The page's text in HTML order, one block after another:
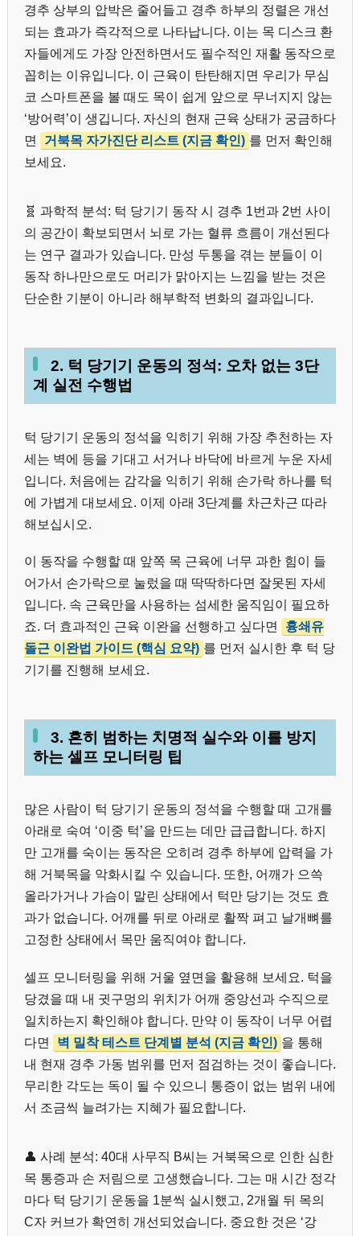
경추 상부의 압박은 줄어들고 경추 하부의 정렬은 개선
되는 효과가 즉각적으로 나타납니다. 이는 목 디스크 환
자들에게도 가장 안전하면서도 필수적인 재활 동작으로
꼽히는 이유입니다. 이 근육이 탄탄해지면 우리가 무심
코 스마트폰을 볼 때도 목이 쉽게 앞으로 무너지지 않는
‘방어력’이 생깁니다. 자신의 현재 근육 상태가 궁금하다
면
거북목 자가진단 리스트 (지금 확인) 를 먼저 확인해
보세요.
🧬 과학적 분석: 턱 당기기 동작 시 경추 1번과 2번 사이
의 공간이 확보되면서 뇌로 가는 혈류 흐름이 개선된다
는 연구 결과가 있습니다. 만성 두통을 겪는 분들이 이
동작 하나만으로도 머리가 맑아지는 느낌을 받는 것은
단순한 기분이 아니라 해부학적 변화의 결과입니다.
2. 턱 당기기 운동의 정석: 오차 없는 3단
계 실전 수행법
턱 당기기 운동의 정석을 익히기 위해 가장 추천하는 자
세는 벽에 등을 기대고 서거나 바닥에 바르게 누운 자세
입니다. 처음에는 감각을 익히기 위해 손가락 하나를 턱
에 가볍게 대보세요. 이제 아래 3단계를 차근차근 따라
해보십시오.
이 동작을 수행할 때 앞쪽 목 근육에 너무 과한 힘이 들
어가서 손가락으로 눌렀을 때 딱딱하다면 잘못된 자세
입니다. 속 근육만을 사용하는 섬세한 움직임이 필요하
죠. 더 효과적인 근육 이완을 선행하고 싶다면
흉쇄유
돌근 이완법 가이드 (핵심 요약) 를 먼저 실시한 후 턱 당
기기를 진행해 보세요.
3. 흔히 범하는 치명적 실수와 이를 방지
하는 셀프 모니터링 팁
많은 사람이 턱 당기기 운동의 정석을 수행할 때 고개를
아래로 숙여 ‘이중 턱’을 만드는 데만 급급합니다. 하지
만 고개를 숙이는 동작은 오히려 경추 하부에 압력을 가
해 거북목을 악화시킬 수 있습니다. 또한, 어깨가 으쓱
올라가거나 가슴이 말린 상태에서 턱만 당기는 것도 효
과가 없습니다. 어깨를 뒤로 아래로 활짝 펴고 날개뼈를
고정한 상태에서 목만 움직여야 합니다.
셀프 모니터링을 위해 거울 옆면을 활용해 보세요. 턱을
당겼을 때 내 귓구멍의 위치가 어깨 중앙선과 수직으로
일치하는지 확인해야 합니다. 만약 이 동작이 너무 어렵
다면
벽 밀착 테스트 단계별 분석 (지금 확인) 을 통해
내 현재 경추 가동 범위를 먼저 점검하는 것이 좋습니다.
무리한 각도는 독이 될 수 있으니 통증이 없는 범위 내에
서 조금씩 늘려가는 지혜가 필요합니다.
👤 사례 분석: 40대 사무직 B씨는 거북목으로 인한 심한
목 통증과 손 저림으로 고생했습니다. 그는 매 시간 정각
마다 턱 당기기 운동을 1분씩 실시했고, 2개월 뒤 목의
C자 커브가 확연히 개선되었습니다. 중요한 것은 ‘강